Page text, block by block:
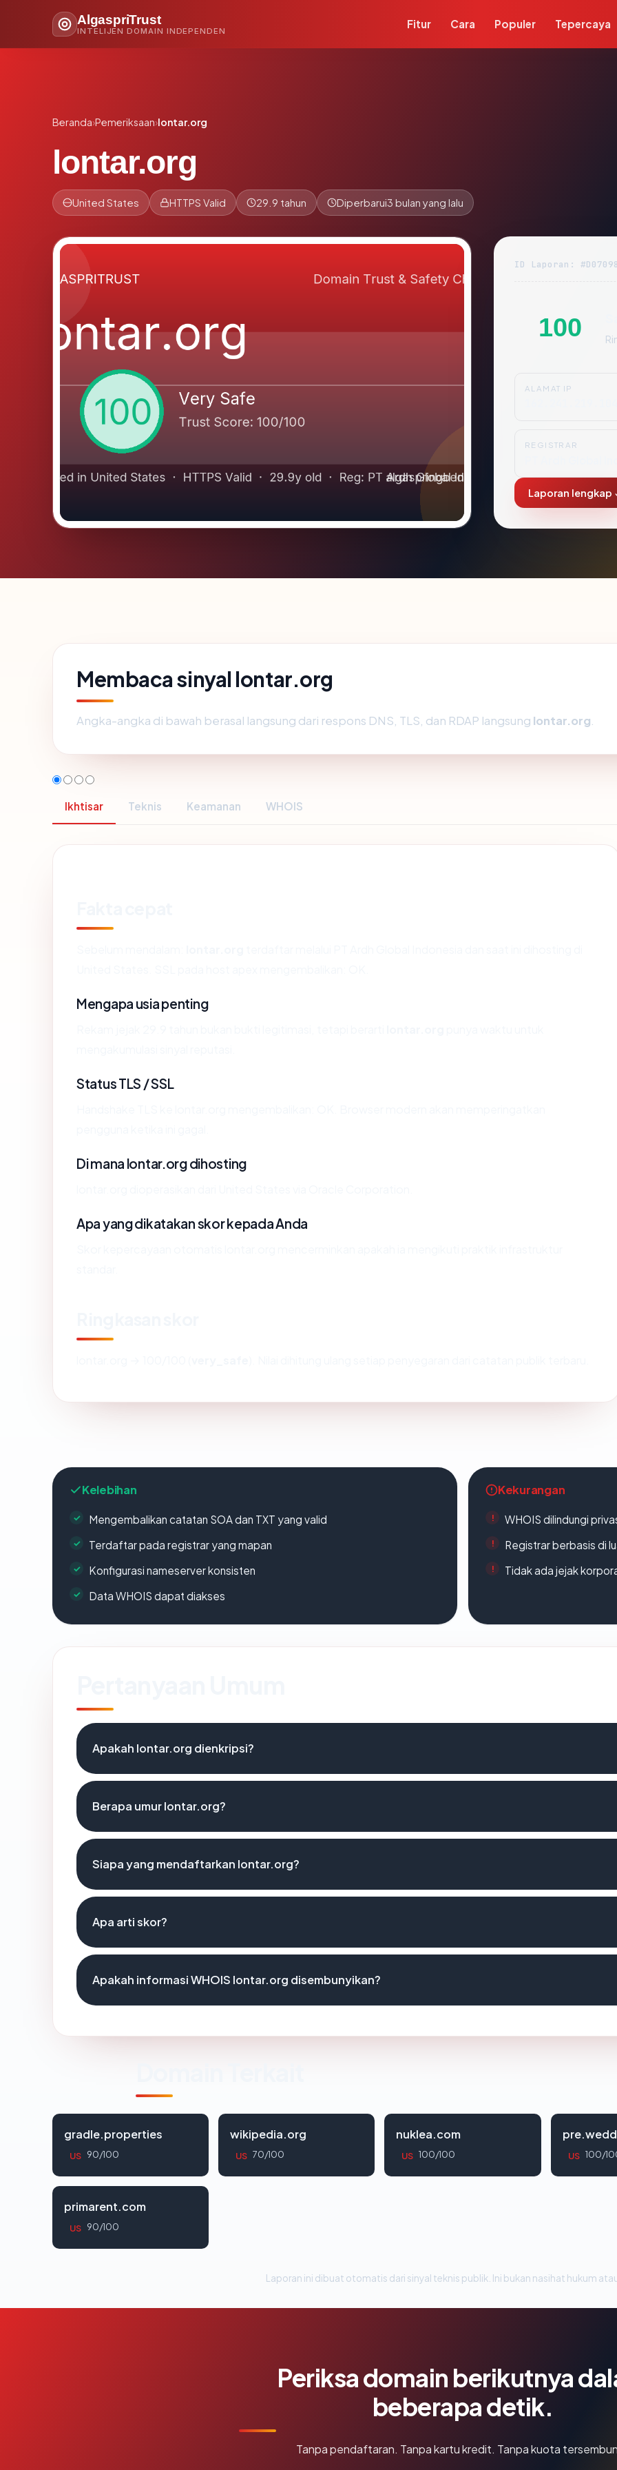
AlgaspriTrust
INTELIJEN DOMAIN INDEPENDEN
Fitur Cara Populer Tepercaya
Beranda›Pemeriksaan›lontar.org
lontar.org
United States HTTPS Valid 29.9 tahun Diperbarui3 bulan yang lalu
ID Laporan:
100
ALAMAT IP
REGISTRAR
Laporan lengkap
Membaca sinyal lontar.org
Angka-angka di bawah berasal langsung dari respons DNS, TLS, dan RDAP langsung lontar.org
Ikhtisar Teknis Keamanan WHOIS
Mengapa usia penting
Status TLS / SSL
Di mana lontar.org dihosting
Apa yang dikatakan skor kepada Anda
Kelebihan
Mengembalikan catatan SOA dan TXT yang valid
Terdaftar pada registrar yang mapan
Konfigurasi nameserver konsisten
Data WHOIS dapat diakses
Kekurangan
WHOIS dilindungi
Registrar berbasis di
Tidak ada jejak
Apakah lontar.org dienkripsi?
Berapa umur lontar.org?
Siapa yang mendaftarkan lontar.org?
Apa arti skor?
Apakah informasi WHOIS lontar.org disembunyikan?
gradle.properties
US 90/100
wikipedia.org
US 70/100
nuklea.com
US 100/100 US 100/
primarent.com
US 90/100
Laporan ini dibuat otomatis dari sinyal teknis publik. Ini bukan nasihat hukum
Periksa domain berikutnya
beberapa detik.
Tanpa pendaftaran. Tanpa kartu kredit. Tanpa kuota